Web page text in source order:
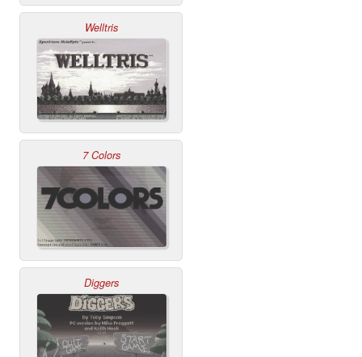
Welltris
7 Colors
Diggers